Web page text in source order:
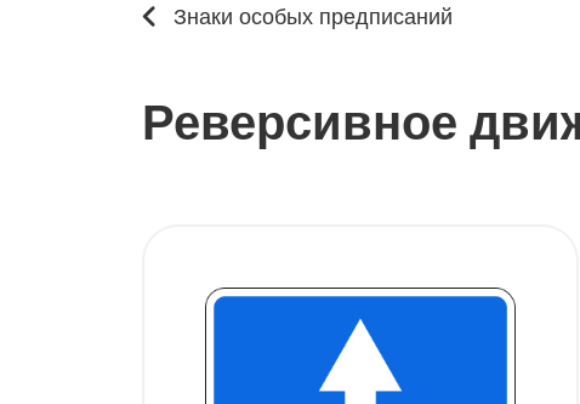
Знаки особых предписаний
Реверсивное